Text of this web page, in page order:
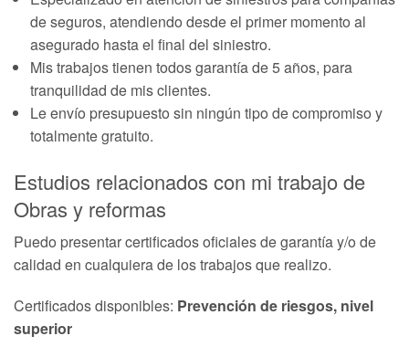
de seguros, atendiendo desde el primer momento al
asegurado hasta el final del siniestro.
Mis trabajos tienen todos garantía de 5 años, para
tranquilidad de mis clientes.
Le envío presupuesto sin ningún tipo de compromiso y
totalmente gratuito.
Estudios relacionados con mi trabajo de
Obras y reformas
Puedo presentar certificados oficiales de garantía y/o de
calidad en cualquiera de los trabajos que realizo.
Certificados disponibles: Prevención de riesgos, nivel
superior